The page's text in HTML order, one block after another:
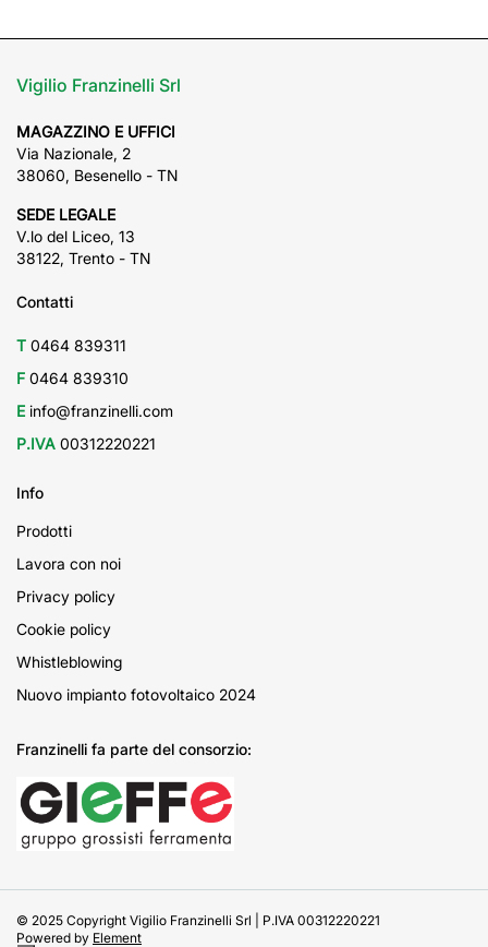
Vigilio Franzinelli Srl
MAGAZZINO E UFFICI
Via Nazionale, 2
38060, Besenello - TN
SEDE LEGALE
V.lo del Liceo, 13
38122, Trento - TN
Contatti
T 0464 839311
F 0464 839310
E info@franzinelli.com
P.IVA 00312220221
Info
Prodotti
Lavora con noi
Privacy policy
Cookie policy
Whistleblowing
Nuovo impianto fotovoltaico 2024
Franzinelli fa parte del consorzio:
© 2025 Copyright Vigilio Franzinelli Srl | P.IVA 00312220221
Powered by Element